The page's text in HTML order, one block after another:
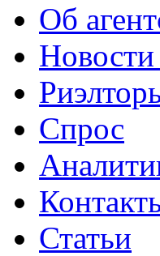
Об
Спрос
Статьи